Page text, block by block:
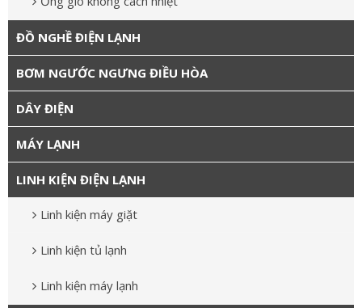
ĐỒ NGHỀ ĐIỆN LẠNH
BƠM NGƯỚC NGƯNG ĐIỀU HÒA
DÂY ĐIỆN
MÁY LẠNH
LINH KIỆN ĐIỆN LẠNH
Linh kiện máy giặt
Linh kiện tủ lạnh
Linh kiện máy lạnh